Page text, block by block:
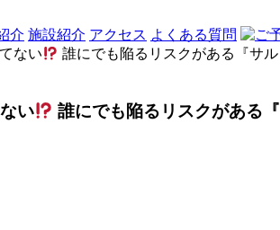
介 施設紹介 アクセス よくある質問
ない
誰にでも陥るリスクがある『サ
い 誰にでも陥るリスクがある